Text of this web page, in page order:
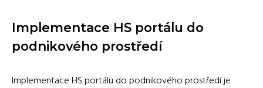
Implementace HS portálu do
podnikového prostředí
Implementace HS portálu do podnikového prostředí je